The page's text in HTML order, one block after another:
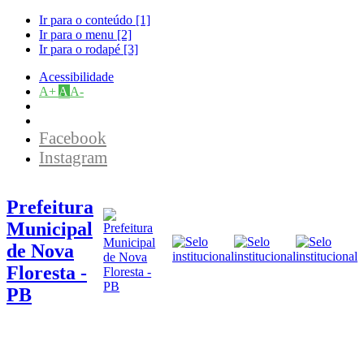
Ir para o conteúdo [1]
Ir para o menu [2]
Ir para o rodapé [3]
Acessibilidade
A+ A A-
Facebook
Instagram
Prefeitura
Municipal
de Nova
Floresta -
PB